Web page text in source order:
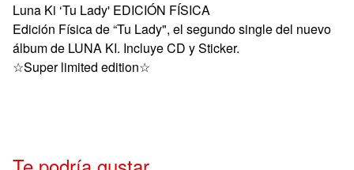
Luna Ki ‘Tu Lady' EDICIÓN FÍSICA
Edición Física de “Tu Lady", el segundo single del nuevo
álbum de LUNA KI. Incluye CD y Sticker.
☆Super limited edition☆